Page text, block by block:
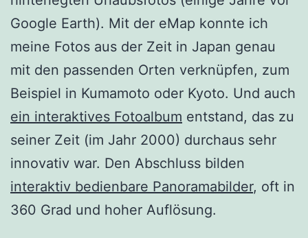
Google Earth). Mit der eMap konnte ich
meine Fotos aus der Zeit in Japan genau
mit den passenden Orten verknüpfen, zum
Beispiel in Kumamoto oder Kyoto. Und auch
ein interaktives Fotoalbum entstand, das zu
seiner Zeit (im Jahr 2000) durchaus sehr
innovativ war. Den Abschluss bilden
interaktiv bedienbare Panoramabilder, oft in
360 Grad und hoher Auflösung.